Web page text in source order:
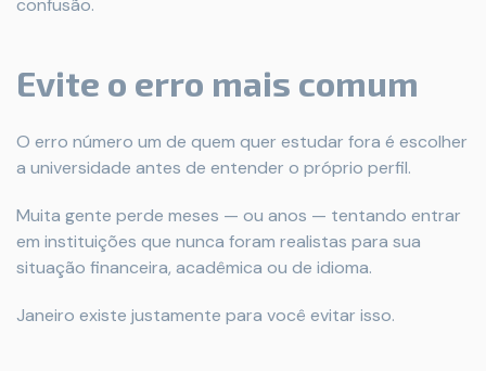
confusão.
Evite o erro mais comum
O erro número um de quem quer estudar fora é escolher
a universidade antes de entender o próprio perfil.
Muita gente perde meses — ou anos — tentando entrar
em instituições que nunca foram realistas para sua
situação financeira, acadêmica ou de idioma.
Janeiro existe justamente para você evitar isso.